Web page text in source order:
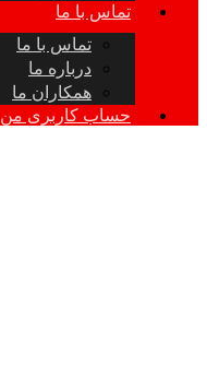
تماس با ما
تماس با ما
درباره ما
همکاران ما
حساب کاربری من